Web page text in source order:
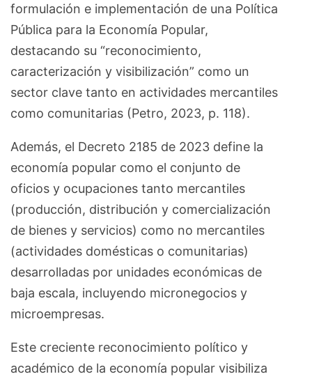
formulación e implementación de una Política
Pública para la Economía Popular,
destacando su “reconocimiento,
caracterización y visibilización” como un
sector clave tanto en actividades mercantiles
como comunitarias (Petro, 2023, p. 118).
Además, el Decreto 2185 de 2023 define la
economía popular como el conjunto de
oficios y ocupaciones tanto mercantiles
(producción, distribución y comercialización
de bienes y servicios) como no mercantiles
(actividades domésticas o comunitarias)
desarrolladas por unidades económicas de
baja escala, incluyendo micronegocios y
microempresas.
Este creciente reconocimiento político y
académico de la economía popular visibiliza